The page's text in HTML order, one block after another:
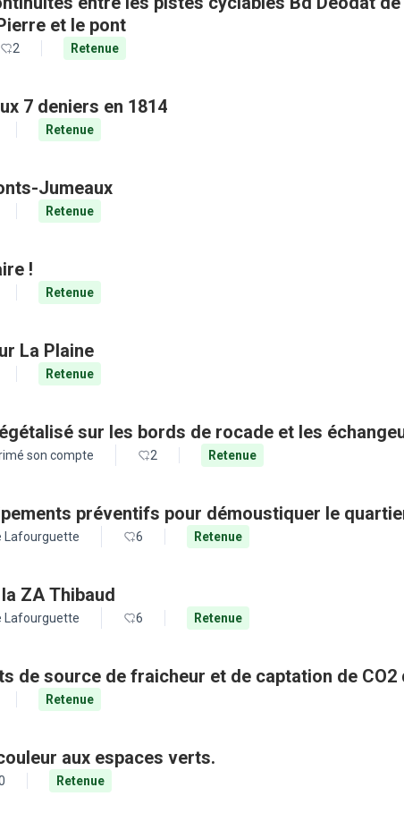
et le pont
2 Retenue
7 deniers en 1814
Retenue
Jumeaux
Retenue
!
Retenue
La Plaine
Retenue
sur les bords de rocade et les
son compte 2 Retenue
préventifs pour démoustiquer le
Lafourguette 6 Retenue
ZA Thibaud
Lafourguette 6 Retenue
de source de fraicheur et de captation de CO2
Retenue
aux espaces verts.
Retenue